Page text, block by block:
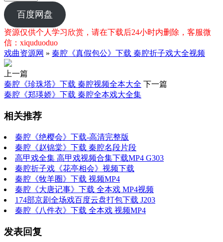
百度网盘
资源仅供个人学习欣赏，请在下载后24小时内删除，客服微
信：xiquduoduo
戏曲资源网 » 秦腔《真假包公》下载 秦腔折子戏大全视频
上一篇
秦腔《珍珠塔》下载 秦腔视频全本大全 下一篇
秦腔《郑瑛娇》下载 秦腔全本戏大全集
相关推荐
秦腔《绝樱会》下载-高清完整版
秦腔《赵锦棠》下载 秦腔名段片段
高甲戏全集 高甲戏视频合集下载MP4 G303
秦腔折子戏《花亭相会》视频下载
秦腔《牧羊圈》下载 视频MP4
秦腔《大唐记事》下载 全本戏 MP4视频
174部京剧全场戏百度云盘打包下载 J203
秦腔《八件衣》下载 全本戏 视频MP4
发表回复